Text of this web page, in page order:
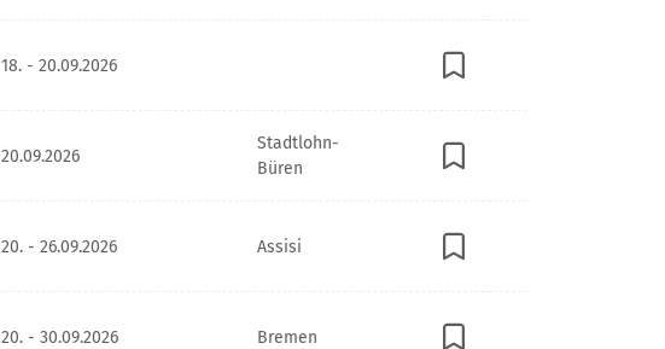
18. - 20.09.2026
20.09.2026
Stadtlohn-
Büren
20. - 26.09.2026 Assisi
20. - 30.09.2026 Bremen